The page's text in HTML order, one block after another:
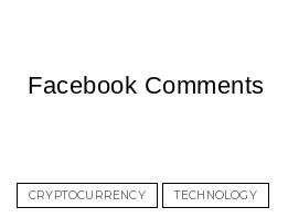
Facebook Comments
CRYPTOCURRENCY TECHNOLOGY